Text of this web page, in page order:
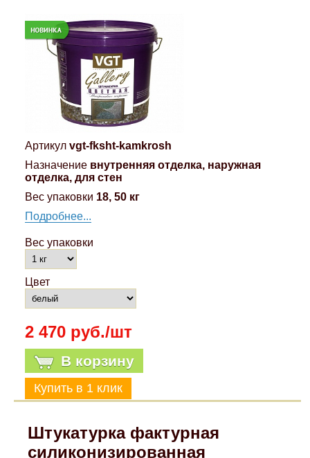
Артикул vgt-fksht-kamkrosh
Назначение внутренняя отделка, наружная
отделка, для стен
Вес упаковки 18, 50 кг
Подробнее...
Вес упаковки
Цвет
2 470 руб./шт
В корзину
Штукатурка фактурная
силиконизированная